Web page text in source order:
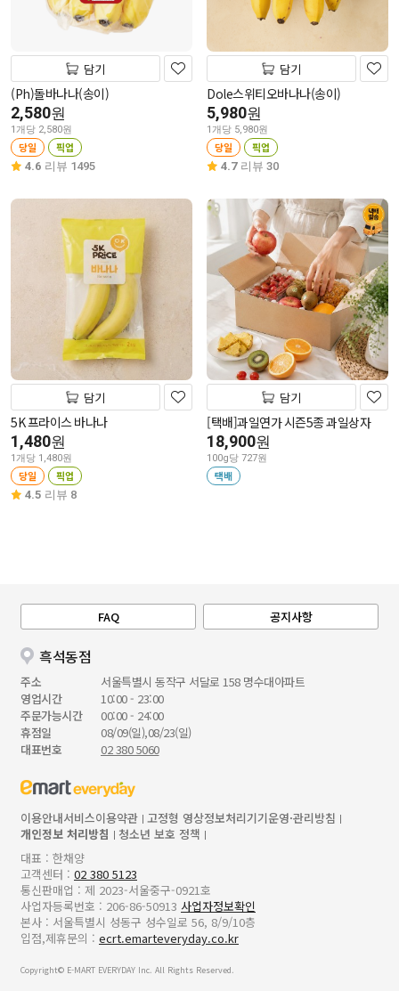
담기
(Ph)돌바나나(송이)
2,580원
1개당 2,580원
당일 픽업
4.6 리뷰 1495
담기
Dole스위티오바나나(송이)
5,980원
1개당 5,980원
당일 픽업
4.7 리뷰 30
담기
5K 프라이스 바나나
1,480원
1개당 1,480원
당일 픽업
4.5 리뷰 8
담기
[택배]과일연가 시즌5종 과일상자
18,900원
100g당 727원
택배
FAQ 공지사항
흑석동점
주소
서울특별시 동작구 서달로 158 명수대아파트
영업시간
10:00 - 23:00
주문가능시간
00:00 - 24:00
휴점일
08/09(일),08/23(일)
대표번호
02 380 5060
이용안내서비스이용약관 고정형 영상정보처리기기운영·관리방침
개인정보 처리방침
청소년 보호 정책
대표 : 한채양
고객센터 : 02 380 5123
통신판매업 : 제 2023-서울중구-0921호
사업자등록번호 : 206-86-50913 사업자정보확인
본사 : 서울특별시 성동구 성수일로 56, 8/9/10층
입점,제휴문의 : ecrt.emarteveryday.co.kr
Copyright© E-MART EVERYDAY Inc. All Rights Reserved.